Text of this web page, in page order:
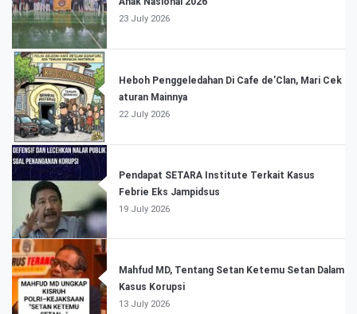
23 July 2026
Heboh Penggeledahan Di Cafe de’Clan, Mari Cek
aturan Mainnya
22 July 2026
Pendapat SETARA Institute Terkait Kasus
Febrie Eks Jampidsus
19 July 2026
Mahfud MD, Tentang Setan Ketemu Setan Dalam
Kasus Korupsi
13 July 2026